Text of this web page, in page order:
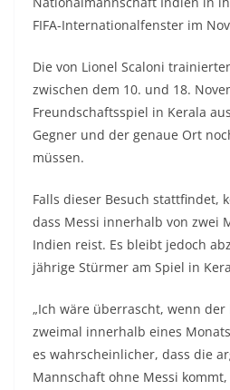
FIFA-Internationalfenster im
Die von Lionel Scaloni
zwischen dem 10. und 18.
Freundschaftsspiel in Kerala
Gegner und der genaue Ort
müssen.
Falls dieser Besuch stattfindet,
dass Messi innerhalb von zwei
Indien reist. Es bleibt jedoch
jährige Stürmer am Spiel in
„Ich wäre überrascht, wenn
zweimal innerhalb eines
es wahrscheinlicher, dass die
Mannschaft ohne Messi